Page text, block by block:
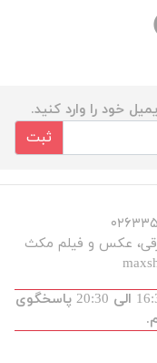
خود را وارد کنید.
ثبت
شنبه تا پنجشنبه از ساعت 9 الی 13 و 16:30 الی 20:30 پاسخگوی